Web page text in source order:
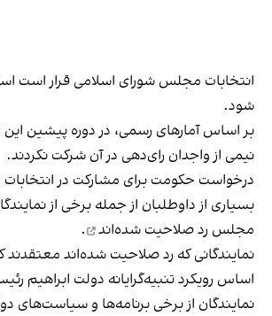
انتخابات مجلس شورای اسلامی قرار است
شود.
بر اساس آمارهای رسمی، در دوره پیشین این
نیمی از واجدان رای‌دهی در آن شرکت نکردند.
درخواست حکومت برای مشارکت در
بسیاری از داوطلبان از جمله برخی از
مجلس رد صلاحیت شده‌اند
.
نمایندگانی که رد صلاحیت شده‌اند معتقدند
اساس رویکرد تنبیه‌گرایانه دولت ابراهیم
نمایندگان از برخی برنامه‌ها و سیاست‌های